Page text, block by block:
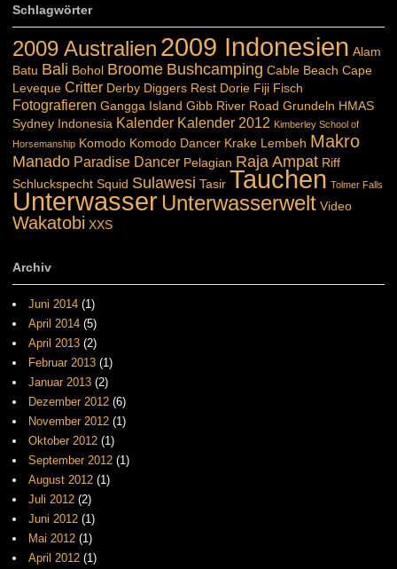
Schlagwörter
2009 Australien 2009 Indonesien Alam
Batu Bali Bohol Broome Bushcamping Cable Beach Cape
Leveque Critter Derby Diggers Rest Dorie Fiji Fisch
Fotografieren Gangga Island Gibb River Road Grundeln HMAS
Sydney Indonesia Kalender Kalender 2012 Kimberley School of
Horsemanship Komodo Komodo Dancer Krake Lembeh Makro
Manado Paradise Dancer Pelagian Raja Ampat Riff
Schluckspecht Squid Sulawesi Tasir Tauchen Tolmer Falls
UnterwasserUnterwasserwelt Video
Wakatobi XXS
Archiv
Juni 2014 (1)
April 2014 (5)
April 2013 (2)
Februar 2013 (1)
Januar 2013 (2)
Dezember 2012 (6)
November 2012 (1)
Oktober 2012 (1)
September 2012 (1)
August 2012 (1)
Juli 2012 (2)
Juni 2012 (1)
Mai 2012 (1)
April 2012 (1)